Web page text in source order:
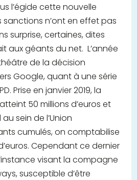
l’égide cette nouvelle
sanctions n’ont en effet pas
surprise, certaines, dites
aux géants du net. L’année
de la décision
Google, quant à une série
Prise en janvier 2019, la
50 millions d’euros et
sein de l’Union
cumulés, on comptabilise
Cependant ce dernier
visant la compagne
susceptible d’être